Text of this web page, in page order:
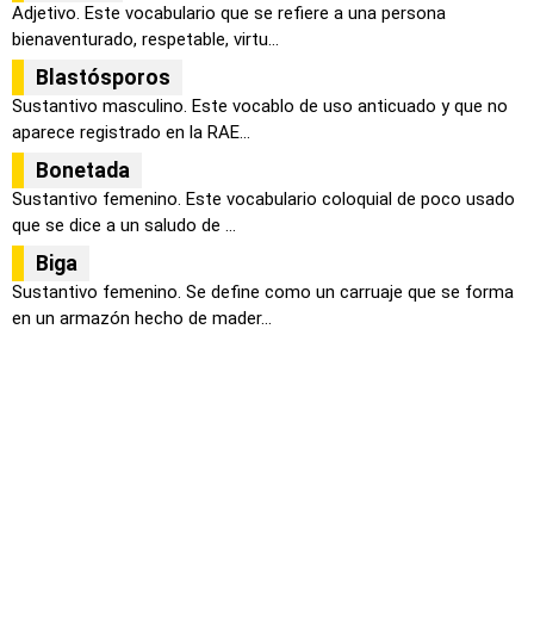
Adjetivo. Este vocabulario que se refiere a una persona
bienaventurado, respetable, virtu...
Blastósporos
Sustantivo masculino. Este vocablo de uso anticuado y que no
aparece registrado en la RAE...
Bonetada
Sustantivo femenino. Este vocabulario coloquial de poco usado
que se dice a un saludo de ...
Biga
Sustantivo femenino. Se define como un carruaje que se forma
en un armazón hecho de mader...